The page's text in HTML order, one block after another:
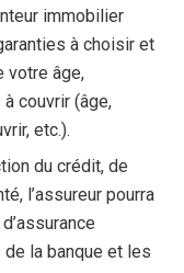
immobilier
à choisir et
votre âge,
couvrir (âge,
etc.).
du crédit, de
l’assureur pourra
la banque et les